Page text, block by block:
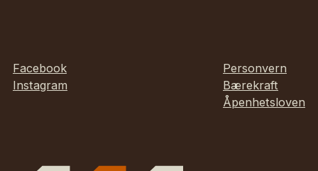
Facebook
Instagram
Personvern
Bærekraft
Åpenhetsloven